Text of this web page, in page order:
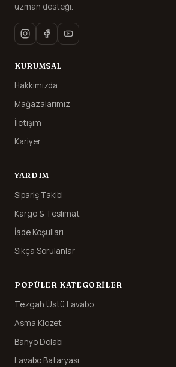
uzman desteği.
KURUMSAL
Hakkımızda
Mağazalarımız
İletişim
Kariyer
YARDIM
Sipariş Takibi
Kargo & Teslimat
İade Koşulları
Sıkça Sorulanlar
POPÜLER KATEGORILER
Tezgah Üstü Lavabo
Asma Klozet
Banyo Dolabı
Lavabo Bataryası